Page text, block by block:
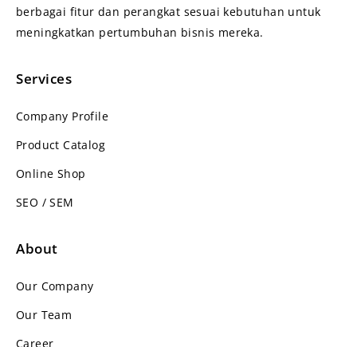
berbagai fitur dan perangkat sesuai kebutuhan untuk
meningkatkan pertumbuhan bisnis mereka.
Services
Company Profile
Product Catalog
Online Shop
SEO / SEM
About
Our Company
Our Team
Career